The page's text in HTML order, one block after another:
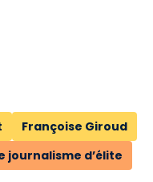
Françoise Giroud
journalisme d’élite